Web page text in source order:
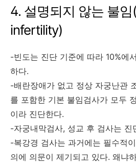
4. 설명되지 않는 불
infertility)
-빈도는 진단 기준에 따라 10%에
하다.
-배란장애가 없고 정상 자궁난관
를 포함한 기본 불임검사가 모두
이라 진단한다.
-자궁내막검사, 성교 후 검사는 진
-복강경 검사는 과거에는 필수적
의에 의문이 제기되고 있다. 왜냐